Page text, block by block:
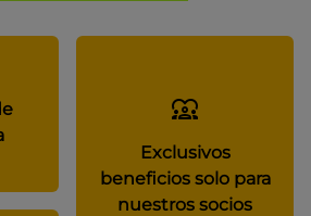
Exclusivos
beneficios solo para
nuestros socios